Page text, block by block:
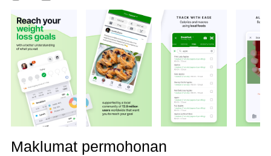
emulasi eksklusif kami dapat melepaskan potensi
penuh PC anda, menjadikan semuanya lancar dan
menyeronokkan.
Maklumat permohonan